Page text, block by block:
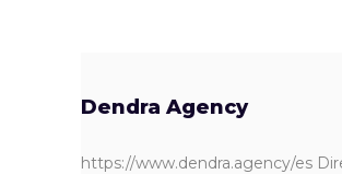
Dendra Agency
https://www.dendra.agency/es